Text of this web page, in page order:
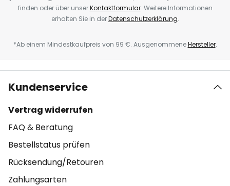
finden oder über unserKontaktformular. Weitere Informationen
erhalten Sie in derDatenschutzerklärung.
*Ab einem Mindestkaufpreis von 99 €. AusgenommeneHersteller.
Kundenservice
Vertrag widerrufen
FAQ & Beratung
Bestellstatus prüfen
Rücksendung/Retouren
Zahlungsarten